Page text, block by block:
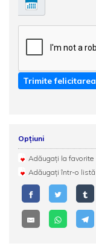
Trimite felicitarea
Opțiuni
Adăugați la favorite
Adăugați într-o listă